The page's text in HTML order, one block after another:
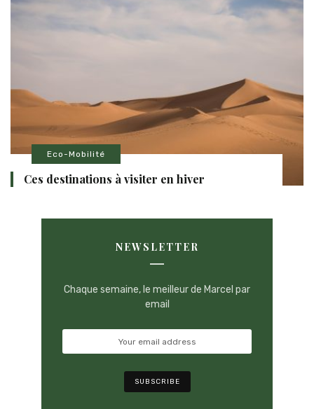
Eco-Mobilité
Ces destinations à visiter en hiver
NEWSLETTER
Chaque semaine, le meilleur de Marcel par
email